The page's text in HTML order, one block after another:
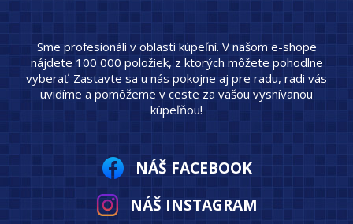
Sme profesionáli v oblasti kúpeľní. V našom e-shope
nájdete 100 000 položiek, z ktorých môžete pohodlne
vyberať. Zastavte sa u nás pokojne aj pre radu, radi vás
uvidíme a pomôžeme v ceste za vašou vysnívanou
kúpeľňou!
NÁŠ FACEBOOK
NÁŠ INSTAGRAM